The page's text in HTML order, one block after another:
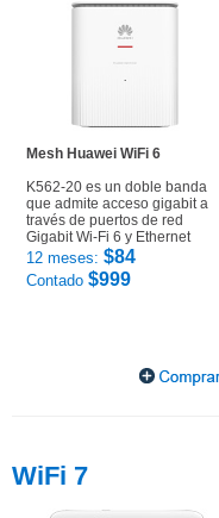
Mesh Huawei WiFi 6
K562-20 es un doble banda
que admite acceso gigabit a
través de puertos de red
Gigabit Wi-Fi 6 y Ethernet
12 meses: $84
Contado $999
WiFi 7